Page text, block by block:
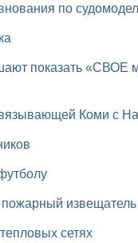
по
Коми с
пожарный извещатель
сетях